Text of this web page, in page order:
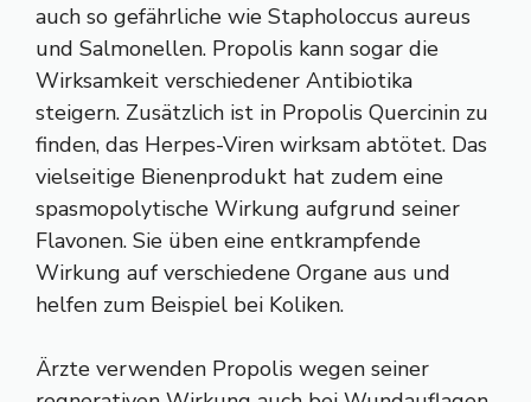
auch so gefährliche wie Stapholoccus aureus
und Salmonellen. Propolis kann sogar die
Wirksamkeit verschiedener Antibiotika
steigern. Zusätzlich ist in Propolis Quercinin zu
finden, das Herpes-Viren wirksam abtötet. Das
vielseitige Bienenprodukt hat zudem eine
spasmopolytische Wirkung aufgrund seiner
Flavonen. Sie üben eine entkrampfende
Wirkung auf verschiedene Organe aus und
helfen zum Beispiel bei Koliken.
Ärzte verwenden Propolis wegen seiner